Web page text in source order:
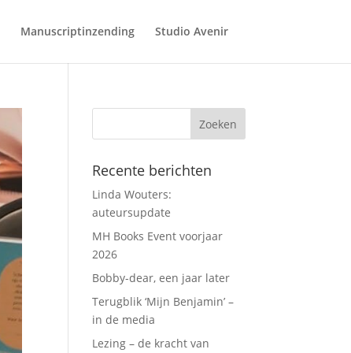
Manuscriptinzending Studio Avenir
Recente berichten
Linda Wouters:
auteursupdate
MH Books Event voorjaar
2026
Bobby-dear, een jaar later
Terugblik ‘Mijn Benjamin’ –
in de media
Lezing – de kracht van